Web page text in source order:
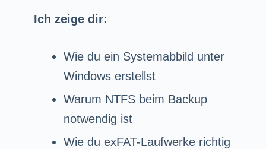
Ich zeige dir:
Wie du ein Systemabbild unter
Windows erstellst
Warum NTFS beim Backup
notwendig ist
Wie du exFAT-Laufwerke richtig